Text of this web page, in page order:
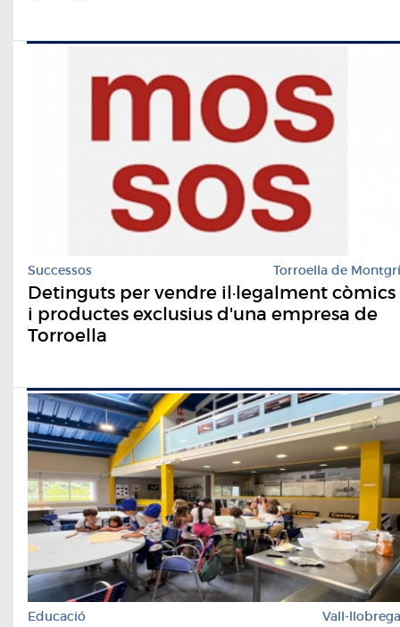
Successos Torroella de Montgrí
Detinguts per vendre il·legalment còmics
i productes exclusius d'una empresa de
Torroella
Educació Vall-llobrega